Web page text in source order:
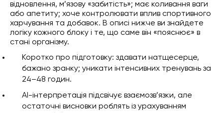
відновлення, м’язову «забитість»; має коливання ваги
або апетиту; хоче контролювати вплив спортивного
харчування та добавок. В описі нижче ви знайдете
логіку кожного блоку і те, що саме він «пояснює» в
стані організму.
Коротко про підготовку: здавати натщесерце,
бажано зранку; уникати інтенсивних тренувань за
24–48 годин.
AI-інтерпретація підсвічує взаємозв’язки, але
остаточні висновки роблять із урахуванням